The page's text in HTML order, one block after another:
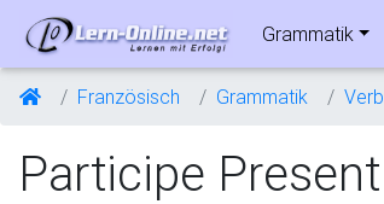
Grammatik
Französisch Grammatik Verb
Participe Present